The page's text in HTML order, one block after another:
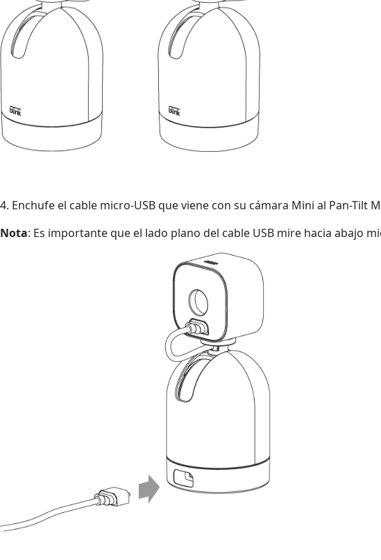
4. Enchufe el cable micro-USB que viene con su cámara Mini al Pan-
Nota: Es importante que el lado plano del cable USB mire hacia abajo